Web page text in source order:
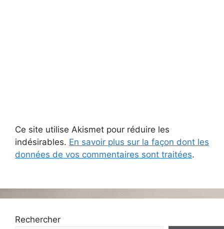
Ce site utilise Akismet pour réduire les
indésirables. En savoir plus sur la façon dont les
données de vos commentaires sont traitées.
Rechercher